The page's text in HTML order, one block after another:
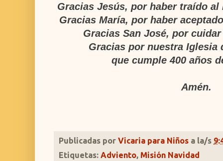
Gracias Jesús, por haber traído
Gracias María, por haber
Gracias San José, por
Gracias por nuestra Iglesia
que cumple 400 años
Amén.
Publicadas por Vicaria para Niños a la/s
Etiquetas: Adviento, Misión Navidad